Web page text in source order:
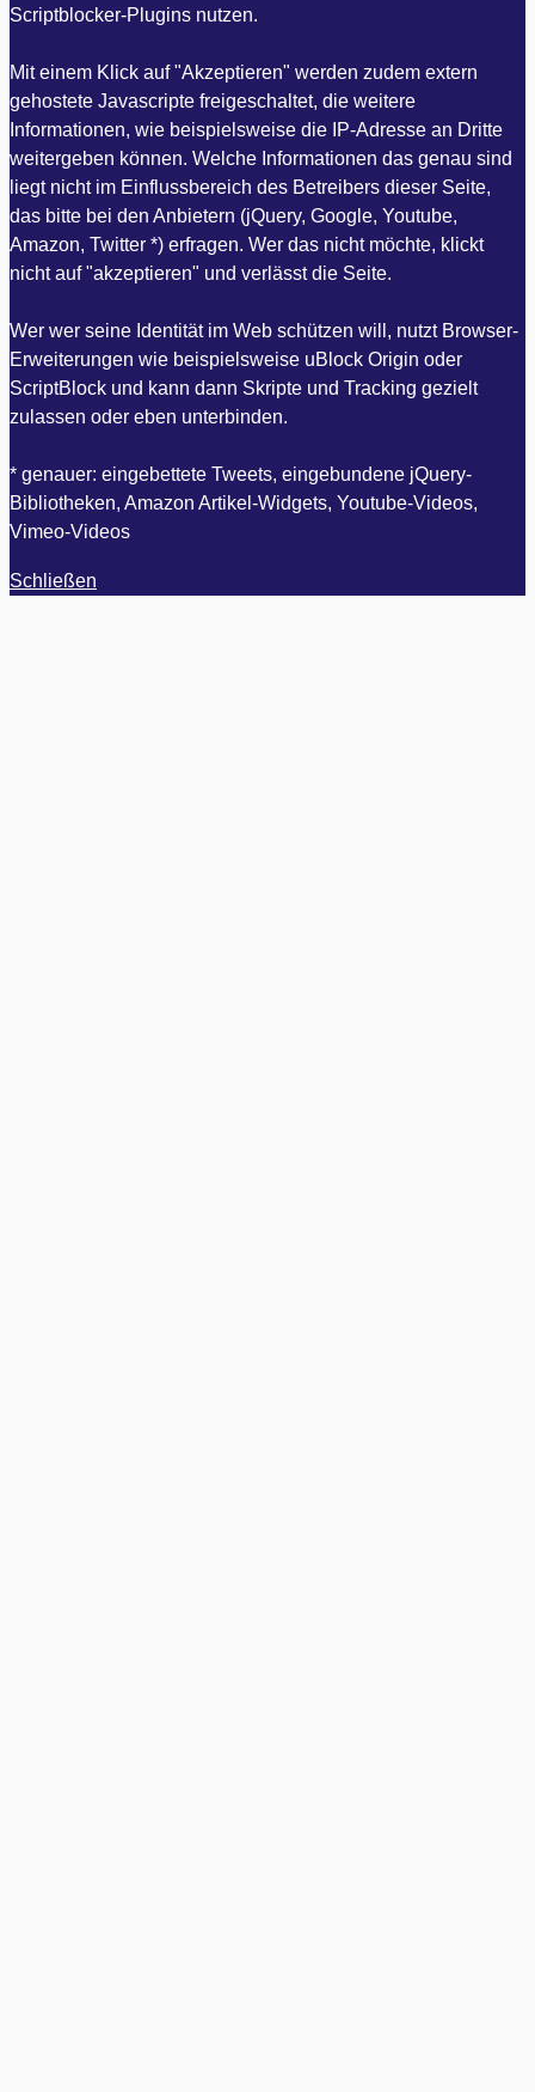
Scriptblocker-Plugins nutzen.
Mit einem Klick auf "Akzeptieren" werden zudem extern
gehostete Javascripte freigeschaltet, die weitere
Informationen, wie beispielsweise die IP-Adresse an Dritte
weitergeben können. Welche Informationen das genau sind
liegt nicht im Einflussbereich des Betreibers dieser Seite,
das bitte bei den Anbietern (jQuery, Google, Youtube,
Amazon, Twitter *) erfragen. Wer das nicht möchte, klickt
nicht auf "akzeptieren" und verlässt die Seite.
Wer wer seine Identität im Web schützen will, nutzt Browser-
Erweiterungen wie beispielsweise uBlock Origin oder
ScriptBlock und kann dann Skripte und Tracking gezielt
zulassen oder eben unterbinden.
* genauer: eingebettete Tweets, eingebundene jQuery-
Bibliotheken, Amazon Artikel-Widgets, Youtube-Videos,
Vimeo-Videos
Schließen